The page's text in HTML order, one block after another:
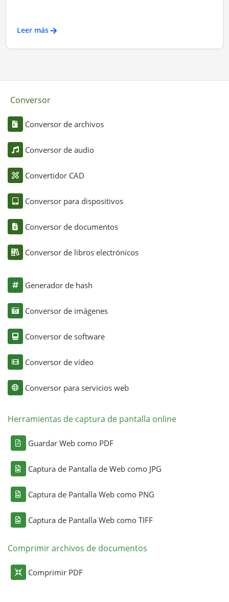
Leer más
Conversor
Conversor de archivos
Conversor de audio
Convertidor CAD
Conversor para dispositivos
Conversor de documentos
Conversor de libros electrónicos
Generador de hash
Conversor de imágenes
Conversor de software
Conversor de vídeo
Conversor para servicios web
Herramientas de captura de pantalla online
Guardar Web como PDF
Captura de Pantalla de Web como JPG
Captura de Pantalla Web como PNG
Captura de Pantalla Web como TIFF
Comprimir archivos de documentos
Comprimir PDF